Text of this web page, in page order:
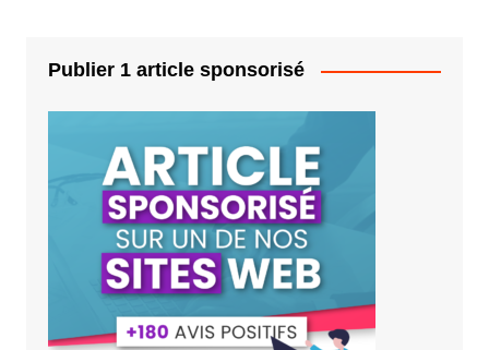
Publier 1 article sponsorisé